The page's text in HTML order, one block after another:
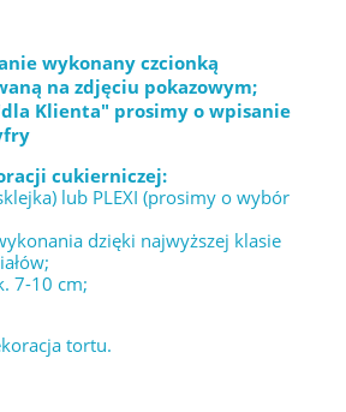
wykonany czcionką
na zdjęciu pokazowym;
Klienta" prosimy o wpisanie
cukierniczej:
lub PLEXI (prosimy o wybór
dzięki najwyższej klasie
7-10 cm;
tortu.